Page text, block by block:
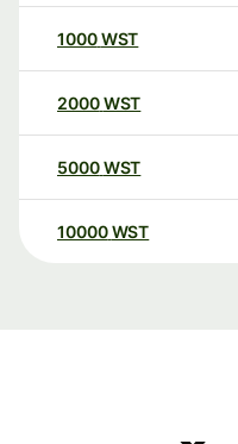
1000WST
2000WST
5000WST
10000 WST